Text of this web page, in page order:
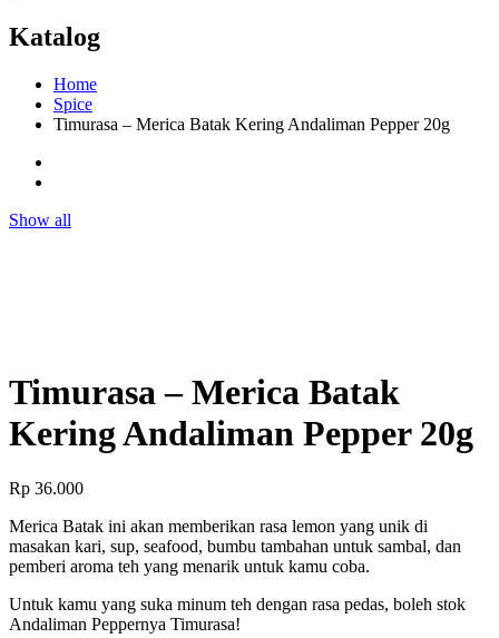
Katalog
Home
Spice
Timurasa – Merica Batak Kering Andaliman Pepper 20g
Show all
Timurasa – Merica Batak
Kering Andaliman Pepper 20g
Rp 36.000
Merica Batak ini akan memberikan rasa lemon yang unik di
masakan kari, sup, seafood, bumbu tambahan untuk sambal, dan
pemberi aroma teh yang menarik untuk kamu coba.
Untuk kamu yang suka minum teh dengan rasa pedas, boleh stok
Andaliman Peppernya Timurasa!